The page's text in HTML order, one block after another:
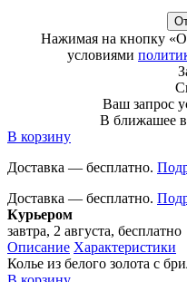
Нажимая на кнопку
условиями
Ваш запрос
В ближашее
В корзину
Доставка — бесплатно.
Доставка — бесплатно.
Курьером
завтра, 2 августа, бесплатно
Описание Характеристики
Колье из белого золота с